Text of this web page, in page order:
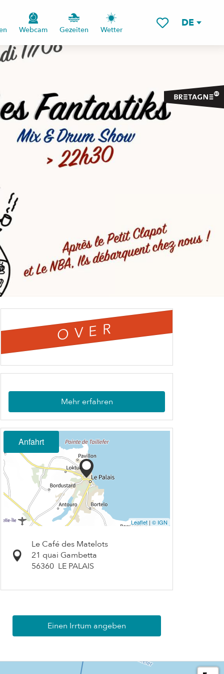
DE
Webcam Gezeiten Wetter
OVER
Mehr erfahren
Anfahrt
Leaflet | © IGN
Le Café des Matelots
21 quai Gambetta
56360 LE PALAIS
Einen Irrtum angeben